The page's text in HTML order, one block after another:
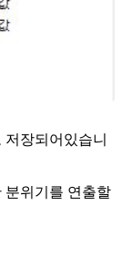
장되어있습니
분위기를 연출할